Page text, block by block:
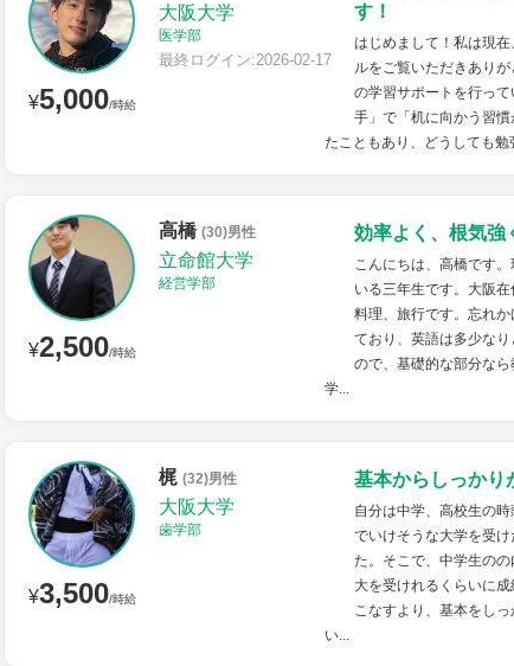
¥5,000/時給
大阪大学
医学部
最終ログイン:2026-02-17
す！
はじめまして！私は現
ルをご覧いただきあり
の学習サポートを行っ
手」で「机に向かう習
たこともあり、どうしても
¥2,500/時給
高橋 (30)男性
立命館大学
経営学部
効率よく、根気強
こんにちは、高橋です
いる三年生です。大阪
料理、旅行です。忘れ
ており、英語は多少な
ので、基礎的な部分な
学...
¥3,500/時給
梶 (32)男性
大阪大学
歯学部
基本からしっかり
自分は中学、高校生の
でいけそうな大学を受
た。そこで、中学生の
大を受けれるくらいに
こなすより、基本をし
い...